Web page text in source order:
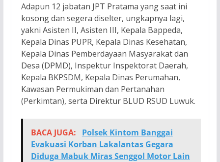
Adapun 12 jabatan JPT Pratama yang saat ini
kosong dan segera diselter, ungkapnya lagi,
yakni Asisten II, Asisten III, Kepala Bappeda,
Kepala Dinas PUPR, Kepala Dinas Kesehatan,
Kepala Dinas Pemberdayaan Masyarakat dan
Desa (DPMD), Inspektur Inspektorat Daerah,
Kepala BKPSDM, Kepala Dinas Perumahan,
Kawasan Permukiman dan Pertanahan
(Perkimtan), serta Direktur BLUD RSUD Luwuk.
BACA JUGA:
Polsek Kintom Banggai
Evakuasi Korban Lakalantas Gegara
Diduga Mabuk Miras Senggol Motor Lain